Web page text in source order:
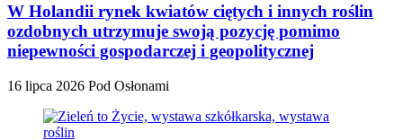
W Holandii rynek kwiatów ciętych i innych roślin
ozdobnych utrzymuje swoją pozycję pomimo
niepewności gospodarczej i geopolitycznej
16 lipca 2026 Pod Osłonami